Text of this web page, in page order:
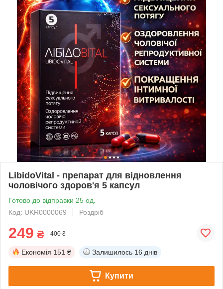
LibidoVital - препарат для відновлення
чоловічого здоров'я 5 капсул
Готово до відправки 25 од.
Код: UKR0000069
Роздріб
249 ₴ 400 ₴
Економія 151 ₴ Залишилось 16 днів
Купити